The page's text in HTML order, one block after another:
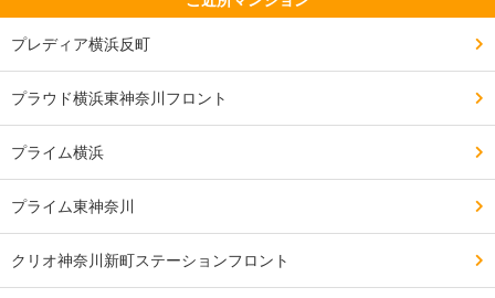
プレディア横浜反町
プラウド横浜東神奈川フロント
プライム横浜
プライム東神奈川
クリオ神奈川新町ステーションフロント